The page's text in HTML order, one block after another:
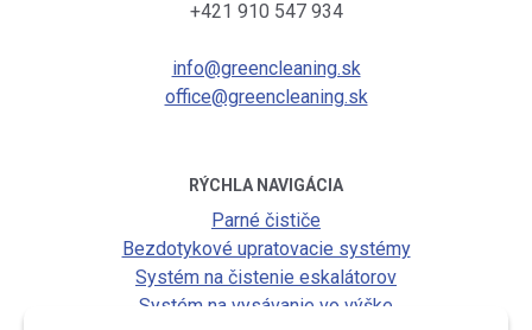
+421 910 547 934
info@greencleaning.sk
office@greencleaning.sk
RÝCHLA NAVIGÁCIA
Parné čističe
Bezdotykové upratovacie systémy
Systém na čistenie eskalátorov
Systém na vysávanie vo výške